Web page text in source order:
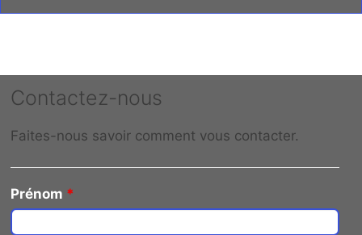
Contactez-nous
Faites-nous savoir comment vous contacter.
Prénom *